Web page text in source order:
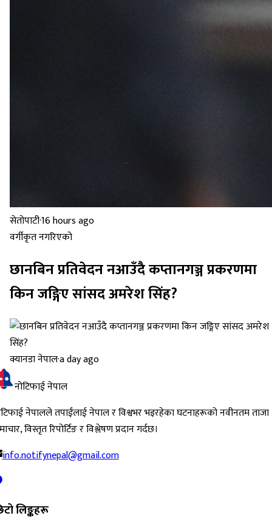
सेतोपाटी·16 hours ago
वर्गीकृत नगरिएको
छानबिन प्रतिवेदन नआउँदै कप्तानगञ्ज प्रकरणमा
किन जङ्गिए सांसद अमरेश सिंह?
क्यानडा नेपाल·a day ago
नोटिफाई नेपाल
नेपालले तपाईंलाई नेपाल र विश्वभर भइरहेका घटनाहरूको नवीनतम ताजा
विस्तृत रिपोर्टिङ र विश्लेषण प्रदान गर्दछ।
info.notifynepal@gmail.com
लिङ्कहरू